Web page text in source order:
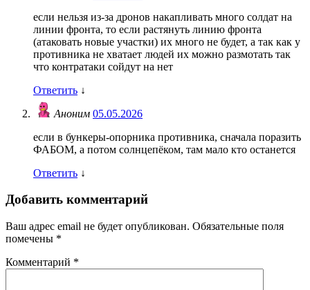
если нельзя из-за дронов накапливать много солдат на
линии фронта, то если растянуть линию фронта
(атаковать новые участки) их много не будет, а так как у
противника не хватает людей их можно размотать так
что контратаки сойдут на нет
Ответить ↓
Аноним 05.05.2026
если в бункеры-опорника противника, сначала поразить
ФАБОМ, а потом солнцепёком, там мало кто останется
Ответить ↓
Добавить комментарий
Ваш адрес email не будет опубликован. Обязательные поля
помечены *
Комментарий *